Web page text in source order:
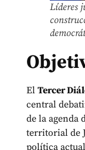
Líderes
El Tercer
central
de la agenda
territorial de
política